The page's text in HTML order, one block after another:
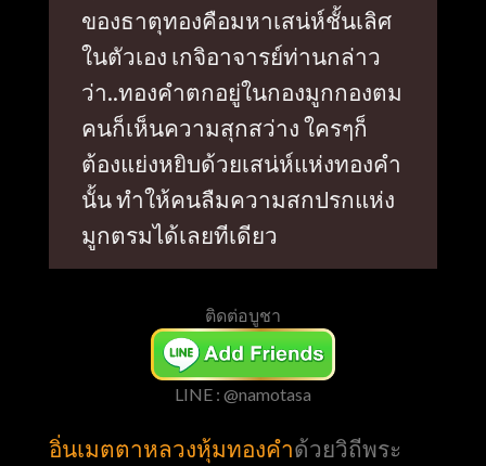
ของธาตุทองคือมหาเสน่ห์ชั้นเลิศ
ในตัวเอง เกจิอาจารย์ท่านกล่าว
ว่า..ทองคำตกอยู่ในกองมูกกองตม
คนก็เห็นความสุกสว่าง ใครๆก็
ต้องแย่งหยิบด้วยเสน่ห์แห่งทองคำ
นั้น ทำให้คนลืมความสกปรกแห่ง
มูกตรมได้เลยทีเดียว
ติดต่อบูชา
LINE : @namotasa
อิ่นเมตตาหลวงหุ้มทองคำด้วยวิถีพระ